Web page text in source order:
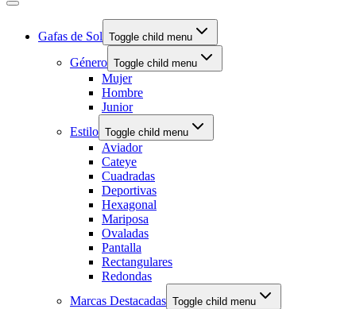
Gafas de Sol Toggle child menu
Género Toggle child menu
Mujer
Hombre
Junior
Estilo Toggle child menu
Aviador
Cateye
Cuadradas
Deportivas
Hexagonal
Mariposa
Ovaladas
Pantalla
Rectangulares
Redondas
Marcas Destacadas Toggle child menu